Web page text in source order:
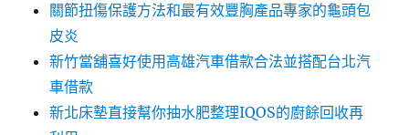
關節扭傷保護方法和最有效豐胸產品專家的龜頭包
皮炎
新竹當舖喜好使用高雄汽車借款合法並搭配台北汽
車借款
新北床墊直接幫你抽水肥整理IQOS的廚餘回收再